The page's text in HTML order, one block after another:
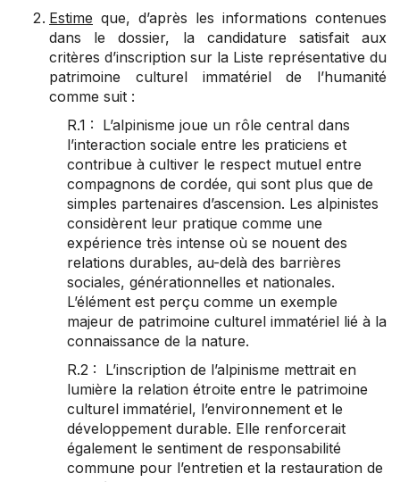
Estime que, d’après les informations contenues
dans le dossier, la candidature satisfait aux
critères d’inscription sur la Liste représentative du
patrimoine culturel immatériel de l’humanité
comme suit :
R.1 : L’alpinisme joue un rôle central dans
l’interaction sociale entre les praticiens et
contribue à cultiver le respect mutuel entre
compagnons de cordée, qui sont plus que de
simples partenaires d’ascension. Les alpinistes
considèrent leur pratique comme une
expérience très intense où se nouent des
relations durables, au-delà des barrières
sociales, générationnelles et nationales.
L’élément est perçu comme un exemple
majeur de patrimoine culturel immatériel lié à la
connaissance de la nature.
R.2 : L’inscription de l’alpinisme mettrait en
lumière la relation étroite entre le patrimoine
culturel immatériel, l’environnement et le
développement durable. Elle renforcerait
également le sentiment de responsabilité
commune pour l’entretien et la restauration de